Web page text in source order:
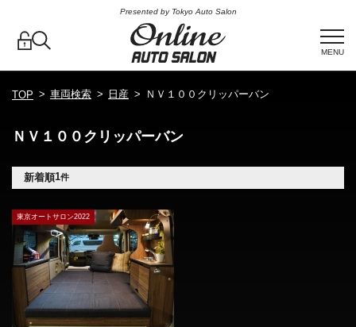
Presented by Tokyo Auto Salon
MENU
TOP 車両検索 日産 ＮＶ１００クリッパーバン
ＮＶ１００クリッパーバン
新着順1件
東京オートサロン2022